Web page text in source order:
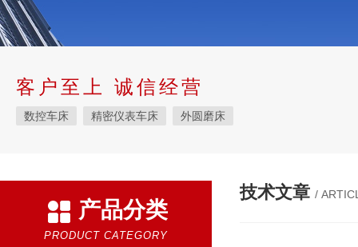
客户至上 诚信经营
数控车床 精密仪表车床 外圆磨床
产品分类
PRODUCT CATEGORY
技术文章 /